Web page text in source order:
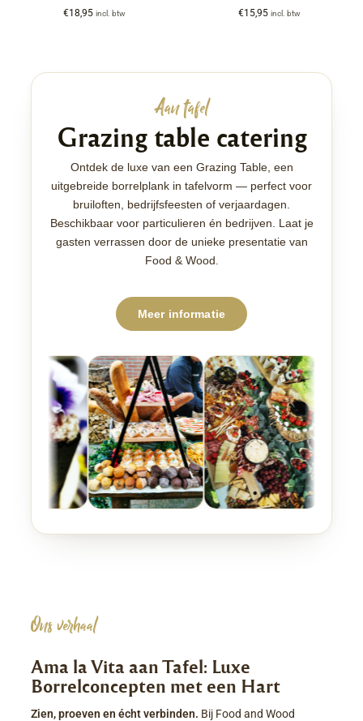
€18,95 incl. btw €15,95 incl. btw
Aan tafel
Grazing table catering
Ontdek de luxe van een Grazing Table, een
uitgebreide borrelplank in tafelvorm — perfect voor
bruiloften, bedrijfsfeesten of verjaardagen.
Beschikbaar voor particulieren én bedrijven. Laat je
gasten verrassen door de unieke presentatie van
Food & Wood.
Meer informatie
Ons verhaal
Ama la Vita aan Tafel: Luxe
Borrelconcepten met een Hart
Zien, proeven en écht verbinden. Bij Food and Wood